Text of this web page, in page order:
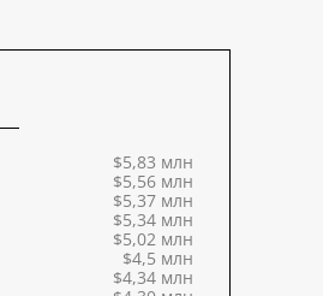
$5,83 млн
$5,56 млн
$5,37 млн
$5,34 млн
$5,02 млн
$4,5 млн
$4,34 млн